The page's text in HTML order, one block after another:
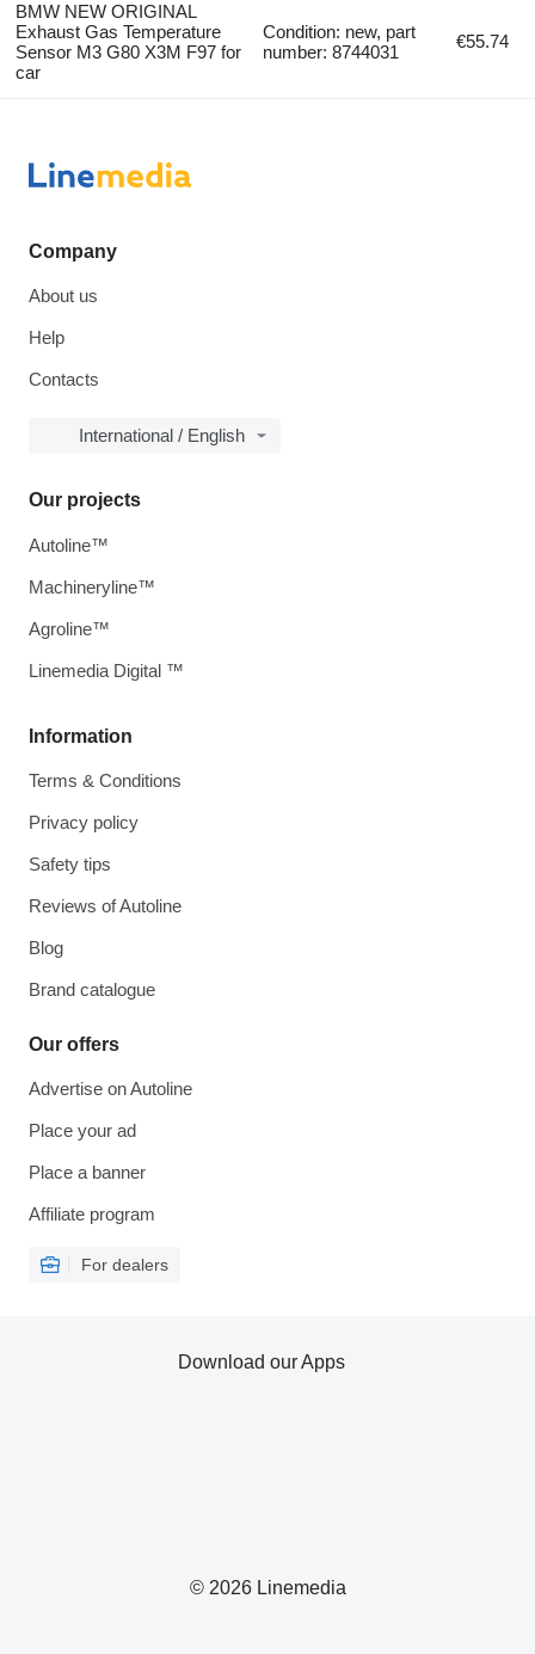
BMW NEW ORIGINAL
Exhaust Gas Temperature
Sensor M3 G80 X3M F97 for
car
Condition: new, part
number: 8744031
€55.74
Company
About us
Help
Contacts
International / English
Information
Terms & Conditions
Privacy policy
Safety tips
Reviews of Autoline
Blog
Brand catalogue
Our offers
Advertise on Autoline
Place your ad
Place a banner
Affiliate program
For dealers
Our projects
Autoline™
Machineryline™
Agroline™
Linemedia Digital ™
© 2026 Linemedia
Download our Apps